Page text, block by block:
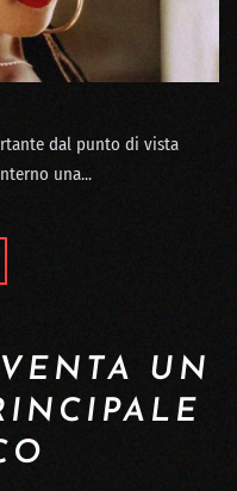
dal punto di vista
una...
UN